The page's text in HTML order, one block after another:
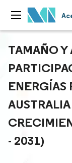
TAMAÑO Y
ENERGÍAS
- 2031)